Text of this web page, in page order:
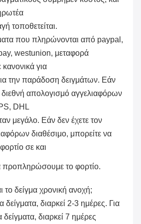
τοποθετείται.
που πληρώνονται από paypal,
westunion, μεταφορά
για
την παράδοση δειγμάτων. Εάν
διεθνή απολογισμό αγγελιαφόρων
DHL
μεγάλο. Εάν δεν έχετε τον
διαθέσιμο, μπορείτε να
σε και
το φορτίο.
το δείγμα χρονική ανοχή;
διαρκεί 2-3 ημέρες. Για
διαρκεί 7 ημέρες